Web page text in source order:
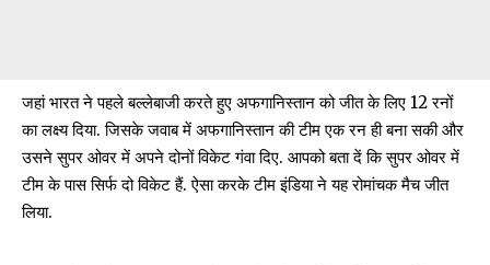
जहां भारत ने पहले बल्लेबाजी करते हुए अफगानिस्तान को जीत के लिए 12 रनों
का लक्ष्य दिया. जिसके जवाब में अफगानिस्तान की टीम एक रन ही बना सकी और
उसने सुपर ओवर में अपने दोनों विकेट गंवा दिए. आपको बता दें कि सुपर ओवर में
टीम के पास सिर्फ दो विकेट हैं. ऐसा करके टीम इंडिया ने यह रोमांचक मैच जीत
लिया.